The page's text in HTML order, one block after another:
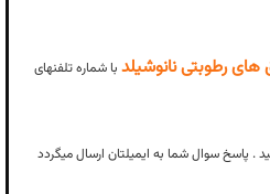
های رطوبتی نانوشیلد با شماره تلفنهای
. پاسخ سوال شما به ایمیلتان ارسال میگردد